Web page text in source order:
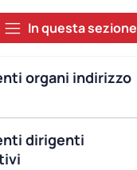
In questa sezione
organi indirizzo
dirigenti